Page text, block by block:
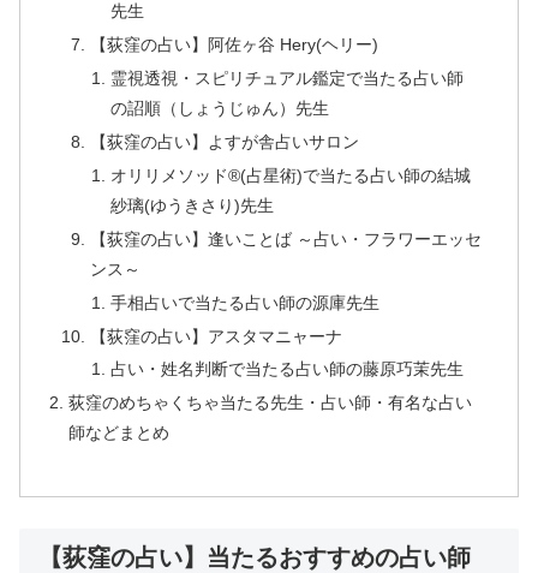
先生
【荻窪の占い】阿佐ヶ谷 Hery(ヘリー)
霊視透視・スピリチュアル鑑定で当たる占い師
の詔順（しょうじゅん）先生
【荻窪の占い】よすが舎占いサロン
オリリメソッド®(占星術)で当たる占い師の結城
紗璃(ゆうきさり)先生
【荻窪の占い】逢いことば ～占い・フラワーエッセ
ンス～
手相占いで当たる占い師の源庫先生
【荻窪の占い】アスタマニャーナ
占い・姓名判断で当たる占い師の藤原巧茉先生
荻窪のめちゃくちゃ当たる先生・占い師・有名な占い
師などまとめ
【荻窪の占い】当たるおすすめの占い師